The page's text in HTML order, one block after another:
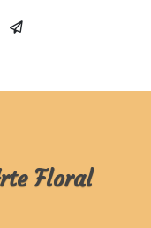
Floral